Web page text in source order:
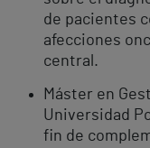
de pacientes
afecciones
central.
Máster en
Universidad
fin de